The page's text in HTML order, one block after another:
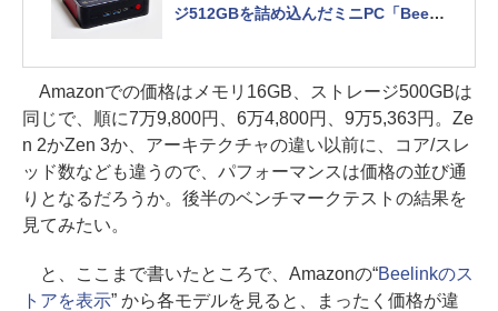
ジ512GBを詰め込んだミニPC「Beeli
Amazonでの価格はメモリ16GB、ストレージ500GBは
同じで、順に7万9,800円、6万4,800円、9万5,363円。Ze
n 2かZen 3か、アーキテクチャの違い以前に、コア/スレ
ッド数なども違うので、パフォーマンスは価格の並び通
りとなるだろうか。後半のベンチマークテストの結果を
見てみたい。
と、ここまで書いたところで、Amazonの“Beelinkのス
トアを表示” から各モデルを見ると、まったく価格が違